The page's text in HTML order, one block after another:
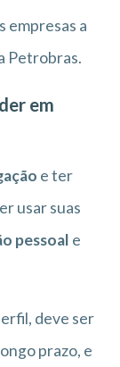
empresas a
Petrobras.
em
e ter
usar suas
pessoal e
deve ser
prazo, e